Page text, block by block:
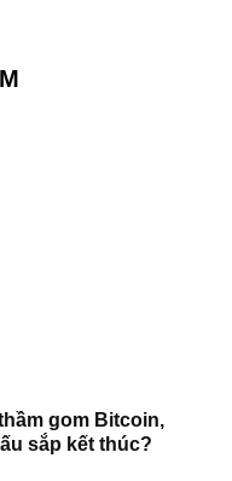
gom Bitcoin,
sắp kết thúc?